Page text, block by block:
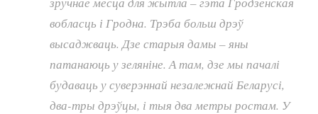
вобласць і Гродна. Трэба больш дрэў
высаджваць. Дзе старыя дамы – яны
патанаюць у зеляніне. А там, дзе мы пачалі
будаваць у суверэннай незалежнай Беларусі,
два-тры дрэўцы, і тыя два метры ростам. У